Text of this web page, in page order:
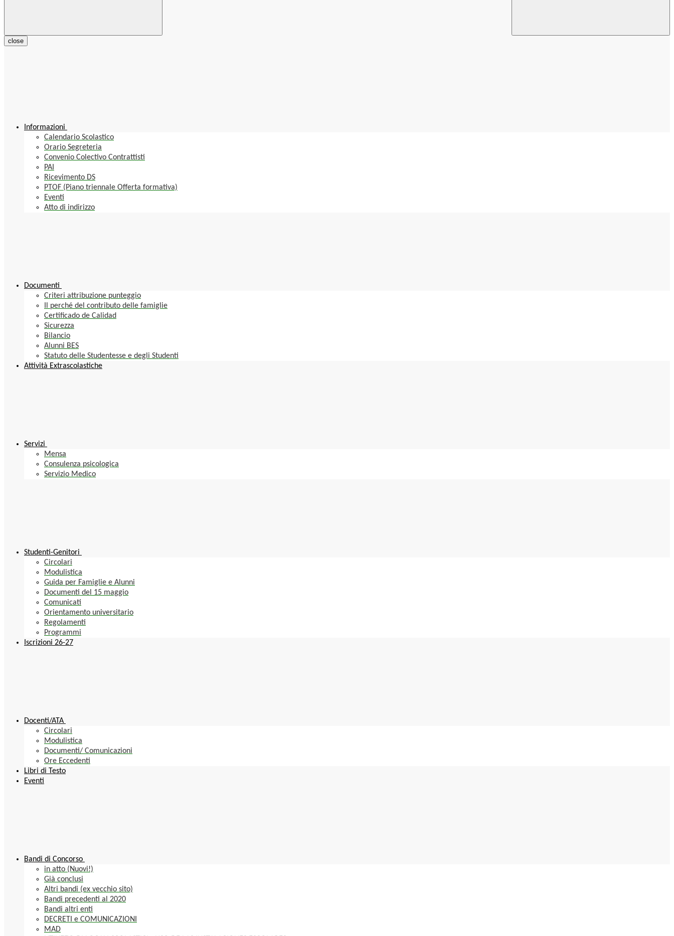
close
Informazioni
Calendario Scolastico
Orario Segreteria
Convenio Colectivo Contrattisti
PAI
Ricevimento DS
PTOF (Piano triennale Offerta formativa)
Eventi
Atto di indirizzo
Documenti
Criteri attribuzione punteggio
Il perché del contributo delle famiglie
Certificado de Calidad
Sicurezza
Bilancio
Alunni BES
Statuto delle Studentesse e degli Studenti
Attività Extrascolastiche
Servizi
Mensa
Consulenza psicologica
Servizio Medico
Studenti-Genitori
Circolari
Modulistica
Guida per Famiglie e Alunni
Documenti del 15 maggio
Comunicati
Orientamento universitario
Regolamenti
Programmi
Iscrizioni 26-27
Docenti/ATA
Circolari
Modulistica
Documenti/ Comunicazioni
Ore Eccedenti
Libri di Testo
Eventi
Bandi di Concorso
in atto (Nuovi!)
Già conclusi
Altri bandi (ex vecchio sito)
Bandi precedenti al 2020
Bandi altri enti
DECRETI e COMUNICAZIONI
MAD